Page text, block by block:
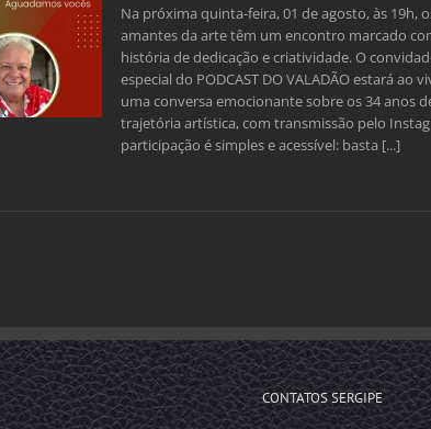
Na próxima quinta-feira, 01 de agosto, às 19h,
amantes da arte têm um encontro marcado
história de dedicação e criatividade. O
especial do PODCAST DO VALADÃO estará ao
uma conversa emocionante sobre os 34 anos
trajetória artística, com transmissão pelo
participação é simples e acessível: basta [...]
CONTATOS SERGIPE